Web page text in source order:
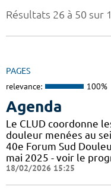
Résultats 26 à 50 sur
PAGES
relevance: 100%
Agenda
Le CLUD coordonne
douleur menées au
40e Forum Sud
mai 2025 - voir le
18/02/2026 15:25